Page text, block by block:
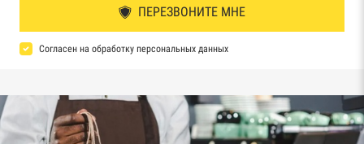
ПЕРЕЗВОНИТЕ МНЕ
Согласен на обработку персональных данных